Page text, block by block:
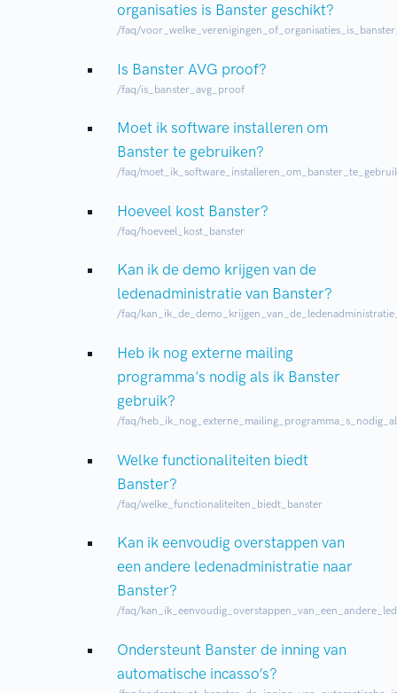
organisaties is Banster geschikt?
/faq/
Is Banster AVG proof?
/faq/is_banster_avg_proof
Moet ik software installeren om
Banster te gebruiken?
/faq/
Hoeveel kost Banster?
/faq/hoeveel_kost_banster
Kan ik de demo krijgen van de
ledenadministratie van Banster?
/faq/
Heb ik nog externe mailing
programma's nodig als ik Banster
gebruik?
/faq/
Welke functionaliteiten biedt
Banster?
/faq/welke_functionaliteiten_biedt_banster
Kan ik eenvoudig overstappen van
een andere ledenadministratie naar
Banster?
/faq/
Ondersteunt Banster de inning van
automatische incasso’s?